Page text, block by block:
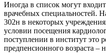
Иногда в список могут
врачебных специальностей.
302н в некоторых
условии посещения
поступлении в институт это
предпенсионного возраста –